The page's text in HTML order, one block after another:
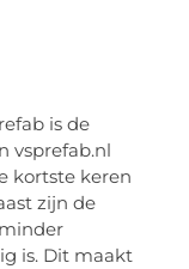
is de
vsprefab.nl
kortste keren
zijn de
is. Dit maakt